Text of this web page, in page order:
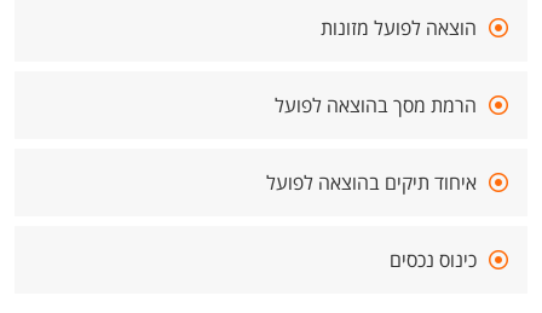
הוצאה לפועל מזונות
הרמת מסך בהוצאה לפועל
איחוד תיקים בהוצאה לפועל
כינוס נכסים